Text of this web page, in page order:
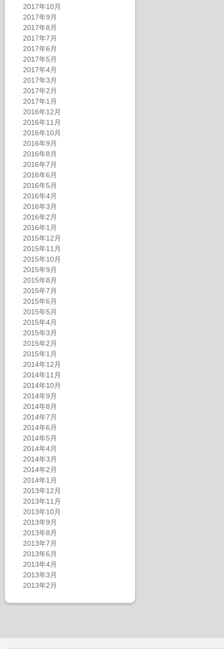
2017年10月
2017年9月
2017年8月
2017年7月
2017年6月
2017年5月
2017年4月
2017年3月
2017年2月
2017年1月
2016年12月
2016年11月
2016年10月
2016年9月
2016年8月
2016年7月
2016年6月
2016年5月
2016年4月
2016年3月
2016年2月
2016年1月
2015年12月
2015年11月
2015年10月
2015年9月
2015年8月
2015年7月
2015年6月
2015年5月
2015年4月
2015年3月
2015年2月
2015年1月
2014年12月
2014年11月
2014年10月
2014年9月
2014年8月
2014年7月
2014年6月
2014年5月
2014年4月
2014年3月
2014年2月
2014年1月
2013年12月
2013年11月
2013年10月
2013年9月
2013年8月
2013年7月
2013年6月
2013年4月
2013年3月
2013年2月